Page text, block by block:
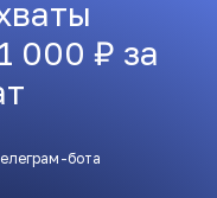
000 ₽ за
бота